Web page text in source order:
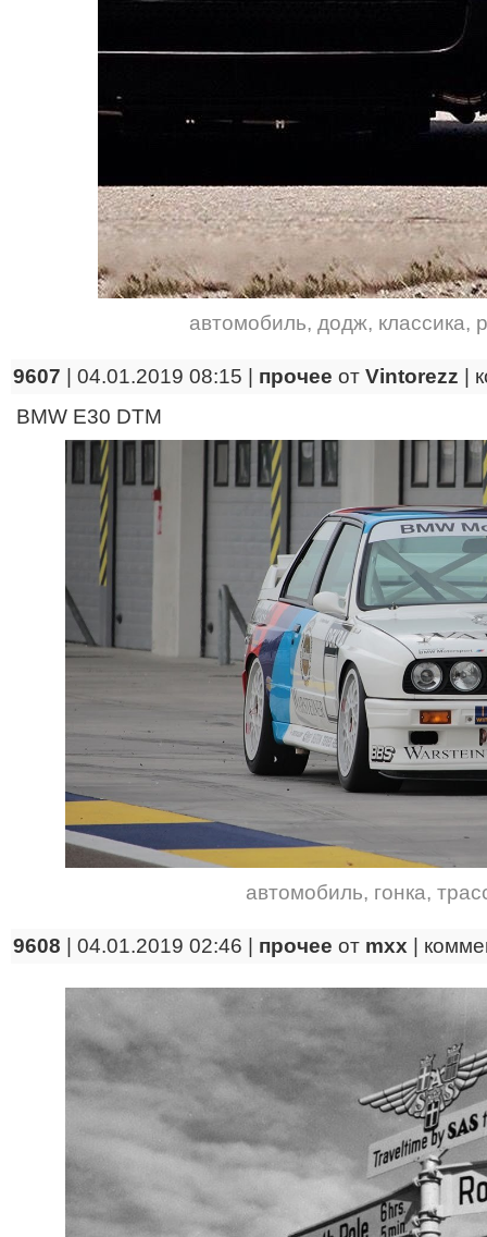
автомобиль, додж, классика,
9607 | 04.01.2019 08:15 | прочее от Vintorezz
BMW E30 DTM
автомобиль, гонка,
9608 | 04.01.2019 02:46 | прочее от mxx